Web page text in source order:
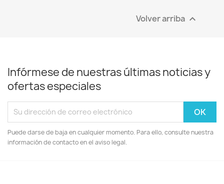
Volver arriba 
Infórmese de nuestras últimas noticias y
ofertas especiales
Puede darse de baja en cualquier momento. Para ello, consulte nuestra
información de contacto en el aviso legal.